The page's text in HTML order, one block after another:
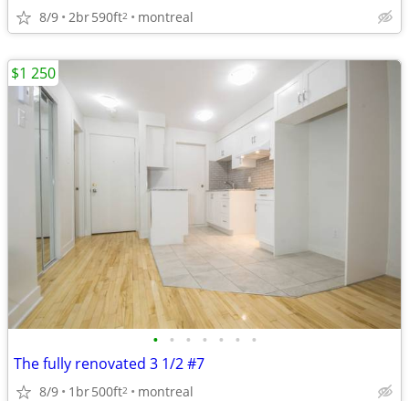
8/9 2br590ft2 montreal
• • • • • • •
The fully renovated 3 1/2 #7
8/9 1br500ft2 montreal
$1 250